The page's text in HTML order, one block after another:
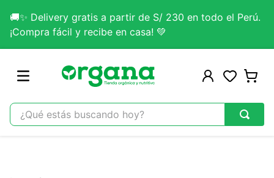
🚚✨ Delivery gratis a partir de S/ 230 en todo el Perú.
¡Compra fácil y recibe en casa! 💚
¿Qué estás buscando hoy?